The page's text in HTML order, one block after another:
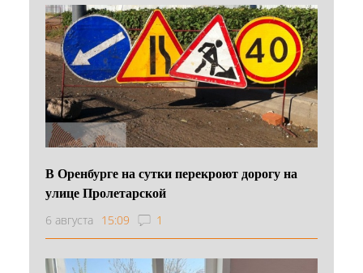
В Оренбурге на сутки перекроют дорогу на
улице Пролетарской
6 августа 15:09 1